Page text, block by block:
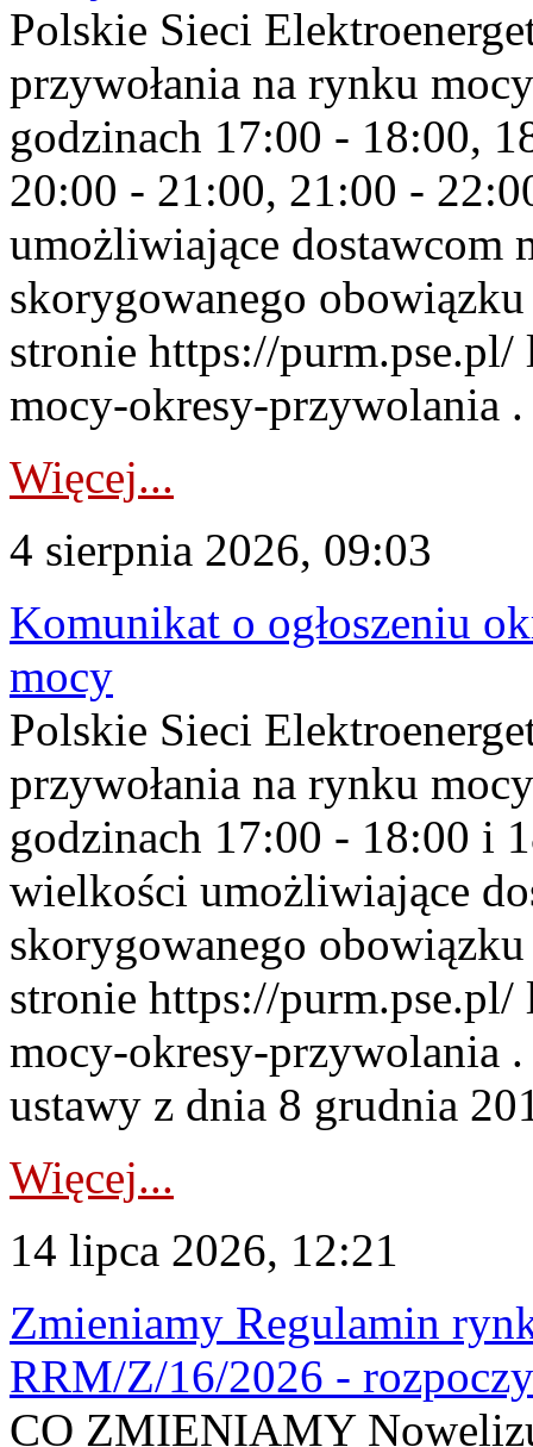
Polskie Sieci
przywołania na rynku
godzinach 17:00 - 18:00,
20:00 - 21:00, 21:00 -
umożliwiające dostawcom
skorygowanego
stronie https://
mocy-okresy-przywolania
Więcej...
4 sierpnia 2026, 09:03
Komunikat o ogłoszeniu
mocy
Polskie Sieci
przywołania na rynku
godzinach 17:00 - 18:00 i
wielkości umożliwiające
skorygowanego
stronie https://
mocy-okresy-przywolania
ustawy z dnia 8 grudnia
Więcej...
14 lipca 2026, 12:21
Zmieniamy Regulamin
RRM/Z/16/2026 -
CO ZMIENIAMY